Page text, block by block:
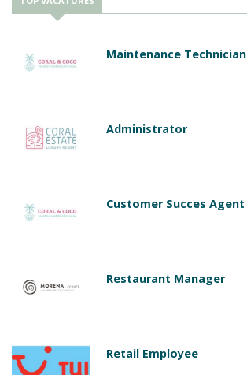
Maintenance Technician
Administrator
Customer Succes Agent
Restaurant Manager
Retail Employee